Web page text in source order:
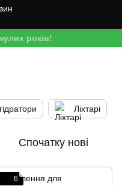
років!
Ліхтарі
Спочатку нові
6